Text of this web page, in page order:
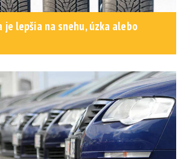
lepšia na snehu, úzka alebo